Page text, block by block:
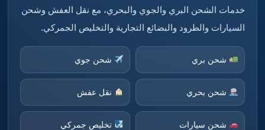
خدمات الشحن البري والجوي والبحري، مع نقل العفش وشحن
السيارات والطرود والبضائع التجارية والتخليص الجمركي.
شحن بري شحن جوي
شحن بحري نقل عفش
شحن سيارات تخليص جمركي